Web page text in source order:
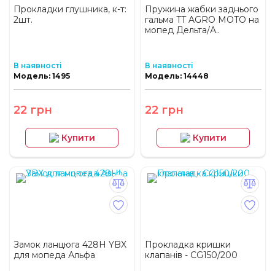
Прокладки глушника, к-т:
2шт.
В наявності
Модель: 1495
22 грн
Купити
Пружина жабки заднього
гальма TT AGRO MOTO на
мопед Дельта/А..
В наявності
Модель: 14448
22 грн
Купити
Замок ланцюга 428H YBX
для мопеда Альфа
Прокладка кришки
клапанів - CG150/200